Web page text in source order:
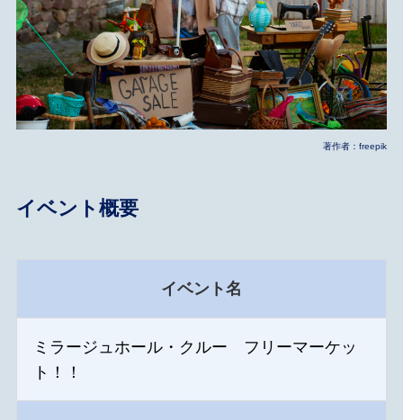
著作者：freepik
イベント概要
イベント名
ミラージュホール・クルー フリーマーケッ
ト！！